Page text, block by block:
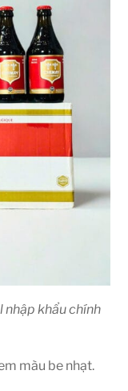
khẩu chính
màu be nhạt.